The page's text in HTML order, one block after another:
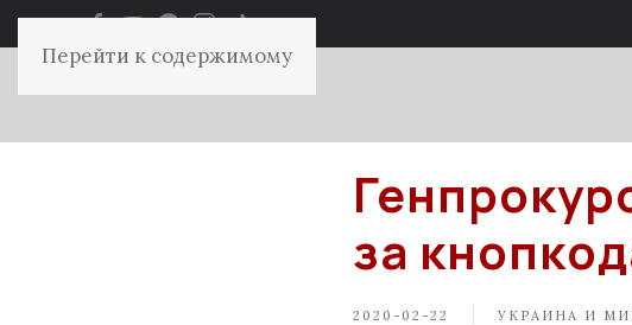
Перейти к содержимому
за
2020-02-22 УКРАИНА И